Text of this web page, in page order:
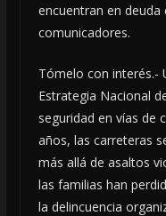
encuentran en
comunicadores.
Tómelo con interés.-
Estrategia Nacional
seguridad en vías de
años, las carreteras
más allá de asaltos
las familias han
la delincuencia